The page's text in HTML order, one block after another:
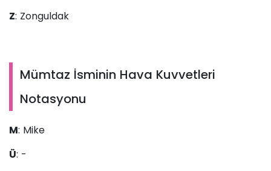
Z: Zonguldak
Mümtaz İsminin Hava Kuvvetleri
Notasyonu
M: Mike
Ü: -